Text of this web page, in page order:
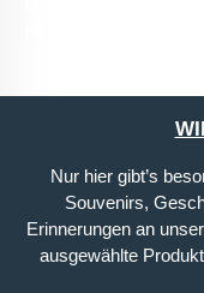
Nur hier gibt’s
Souvenirs,
Erinnerungen an
ausgewählte